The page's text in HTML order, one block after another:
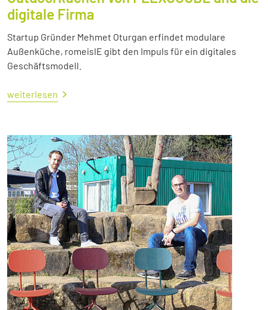
digitale Firma
Startup Gründer Mehmet Oturgan erfindet modulare
Außenküche, romeisIE gibt den Impuls für ein digitales
Geschäftsmodell.
weiterlesen